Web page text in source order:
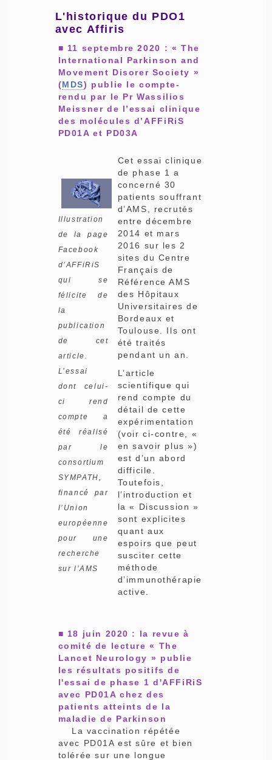
L'historique du PDO1
avec Affiris
■ 11 septembre 2020 : « The
International Parkinson and
Movement Disorer Society »
(MDS) publie le compte-
rendu par le Pr Wassilios
Meissner de l’essai clinique
des molécules d’AFFiRiS
PD01A et PD03A
Illustration
de la page
Facebook
d’AFFiRiS
qui se
félicite de
la
publication
de cet
article.
L’essai
dont celui-
ci rend
compte a
été réalisé
par le
consortium
SYMPATH,
financé par
l’Union
européenne
pour une
recherche
sur l’AMS
Cet essai clinique
de phase 1 a
concerné 30
patients souffrant
d’AMS, recrutés
entre décembre
2014 et mars
2016 sur les 2
sites du Centre
Français de
Référence AMS
des Hôpitaux
Universitaires de
Bordeaux et
Toulouse. Ils ont
été traités
pendant un an.
L’article
scientifique qui
rend compte du
détail de cette
expérimentation
(voir ci-contre, «
en savoir plus »)
est d’un abord
difficile.
Toutefois,
l’introduction et
la « Discussion »
sont explicites
quant aux
espoirs que peut
susciter cette
méthode
d’immunothérapie
active.
■ 18 juin 2020 : la revue à
comité de lecture « The
Lancet Neurology » publie
les résultats positifs de
l'essai de phase 1 d'AFFiRiS
avec PD01A chez des
patients atteints de la
maladie de Parkinson
La vaccination répétée
avec PD01A est sûre et bien
tolérée sur une longue